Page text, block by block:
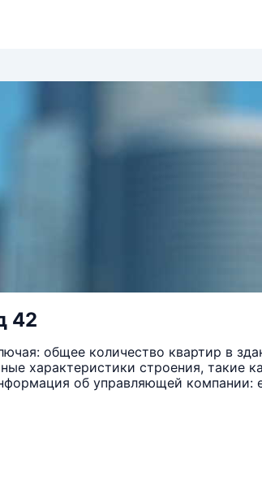
42
общее количество квартир в
характеристики строения, такие
об управляющей компании: